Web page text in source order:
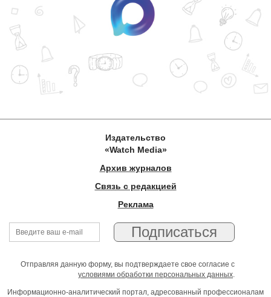
Издательство
«Watch Media»
Архив журналов
Связь с редакцией
Реклама
Отправляя данную форму, вы подтверждаете свое согласие с
условиями обработки персональных данных.
Информационно-аналитический портал, адресованный профессионалам